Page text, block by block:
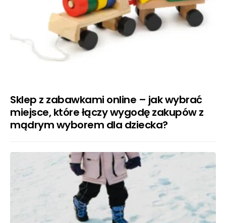
Sklep z zabawkami online – jak wybrać
miejsce, które łączy wygodę zakupów z
mądrym wyborem dla dziecka?